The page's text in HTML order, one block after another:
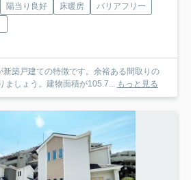
陽当り良好 床暖房
バリアフリー
築戸建ての特徴です。余裕ある間取りの
ましょう。建物面積が105.7... もっと見る